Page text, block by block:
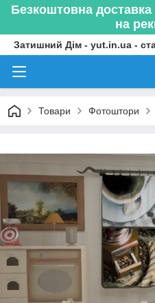
Безкоштовна доставка
на
Затишний Дім - yut.in.ua -
Товари Фотоштори